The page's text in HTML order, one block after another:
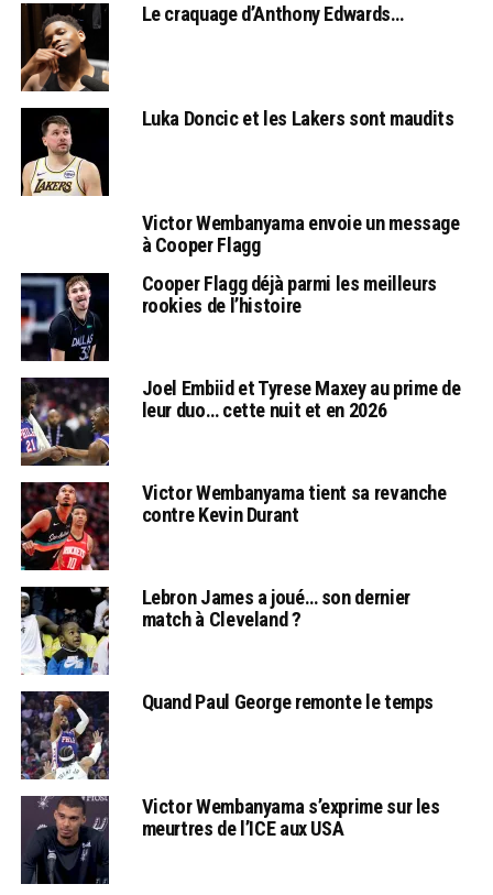
Le craquage d’Anthony Edwards…
Luka Doncic et les Lakers sont maudits
Victor Wembanyama envoie un message
à Cooper Flagg
Cooper Flagg déjà parmi les meilleurs
rookies de l’histoire
Joel Embiid et Tyrese Maxey au prime de
leur duo… cette nuit et en 2026
Victor Wembanyama tient sa revanche
contre Kevin Durant
Lebron James a joué… son dernier
match à Cleveland ?
Quand Paul George remonte le temps
Victor Wembanyama s’exprime sur les
meurtres de l’ICE aux USA